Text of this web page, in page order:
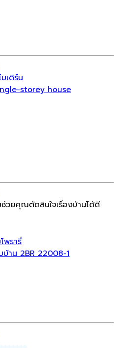
มเดิร์น
storey house
วยคุณตัดสินใจเรื่องบ้านได้ดี
พรารี่
าน 2BR 22008-1